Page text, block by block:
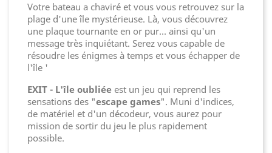
Votre bateau a chaviré et vous vous retrouvez sur la
plage d'une île mystérieuse. Là, vous découvrez
une plaque tournante en or pur... ainsi qu'un
message très inquiétant. Serez vous capable de
résoudre les énigmes à temps et vous échapper de
l'île '
EXIT - L'île oubliée est un jeu qui reprend les
sensations des "escape games". Muni d'indices,
de matériel et d'un décodeur, vous aurez pour
mission de sortir du jeu le plus rapidement
possible.